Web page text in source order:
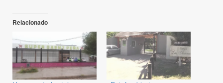
Relacionado